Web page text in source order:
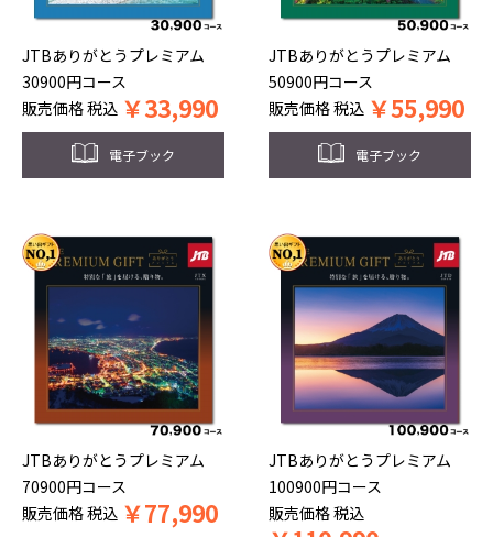
JTBありがとうプレミアム
30900円コース
販売価格税込 ￥33,990
電子ブック
JTBありがとうプレミアム
50900円コース
販売価格税込 ￥55,990
電子ブック
JTBありがとうプレミアム
70900円コース
販売価格税込 ￥77,990
JTBありがとうプレミアム
100900円コース
販売価格税込